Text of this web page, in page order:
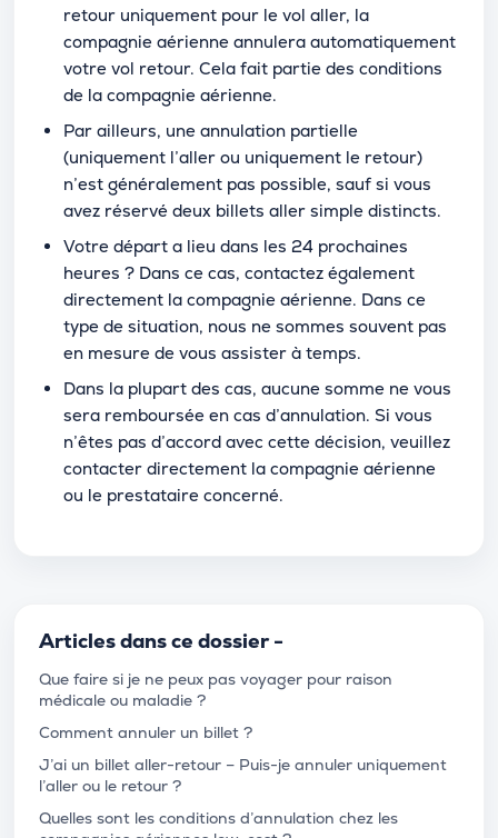
retour uniquement pour le vol aller, la
compagnie aérienne annulera automatiquement
votre vol retour. Cela fait partie des conditions
de la compagnie aérienne.
Par ailleurs, une annulation partielle
(uniquement l’aller ou uniquement le retour)
n’est généralement pas possible, sauf si vous
avez réservé deux billets aller simple distincts.
Votre départ a lieu dans les 24 prochaines
heures ? Dans ce cas, contactez également
directement la compagnie aérienne. Dans ce
type de situation, nous ne sommes souvent pas
en mesure de vous assister à temps.
Dans la plupart des cas, aucune somme ne vous
sera remboursée en cas d’annulation. Si vous
n’êtes pas d’accord avec cette décision, veuillez
contacter directement la compagnie aérienne
ou le prestataire concerné.
Articles dans ce dossier -
Que faire si je ne peux pas voyager pour raison
médicale ou maladie ?
Comment annuler un billet ?
J’ai un billet aller-retour – Puis-je annuler uniquement
l’aller ou le retour ?
Quelles sont les conditions d’annulation chez les